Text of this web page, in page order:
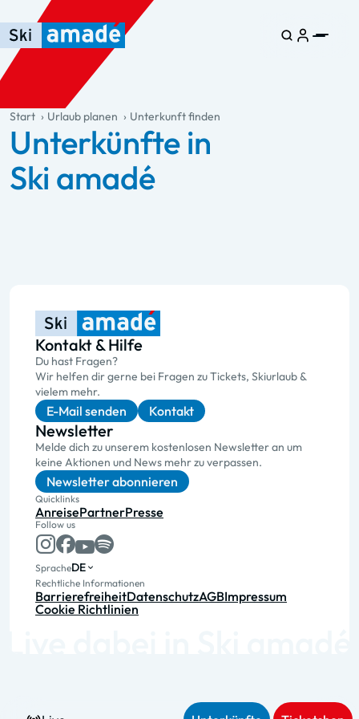
Zum Haupt-Inhalt springen
Springe zur Tabelle
Zur Haupt-Navigation springen
general.table-of-content
Start Urlaub planen Unterkunft finden
Unterkünfte in
Ski amadé
Kontakt & Hilfe
Du hast Fragen?
Wir helfen dir gerne bei Fragen zu Tickets, Skiurlaub &
vielem mehr.
E-Mail senden Kontakt
Newsletter
Melde dich zu unserem kostenlosen Newsletter an um
keine Aktionen und News mehr zu verpassen.
Newsletter abonnieren
Quicklinks
AnreisePartnerPresse
Follow us
SpracheDE
Rechtliche Informationen
BarrierefreiheitDatenschutzAGBImpressum
Cookie Richtlinien